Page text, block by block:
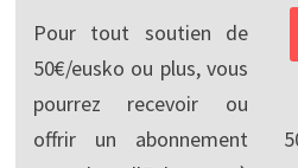
Pour tout soutien de
50€/eusko ou plus, vous
pourrez recevoir ou
offrir un abonnement